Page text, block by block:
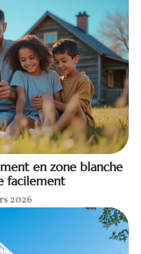
en zone blanche
facilement
2026